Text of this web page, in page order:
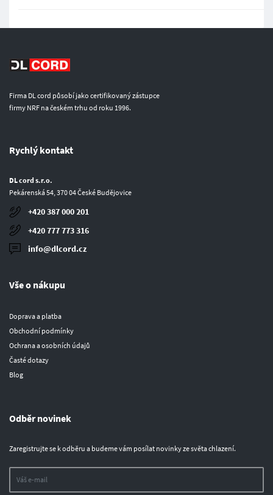
Firma DL cord působí jako certifikovaný zástupce
firmy NRF na českém trhu od roku 1996.
Rychlý kontakt
DL cord s.r.o.
Pekárenská 54, 370 04 České Budějovice
+420 387 000 201
+420 777 773 316
info@dlcord.cz
Vše o nákupu
Doprava a platba
Obchodní podmínky
Ochrana a osobních údajů
Časté dotazy
Blog
Odběr novinek
Zaregistrujte se k odběru a budeme vám posílat novinky ze světa chlazení.